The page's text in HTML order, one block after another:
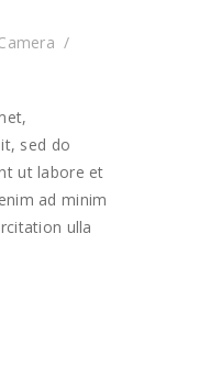
sed do
ut labore et
ad minim
ulla